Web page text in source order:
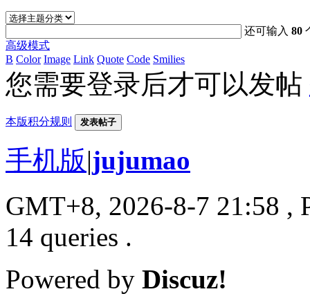
还可输入80
高级模式
B Color Image Link Quote Code Smilies
您需要登录后才可以发帖
本版积分规则 发表帖子
手机版|jujumao
GMT+8, 2026-8-7 21:58 ,
14 queries .
Powered by Discuz!